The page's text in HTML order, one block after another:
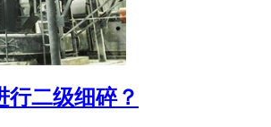
行二级细碎？